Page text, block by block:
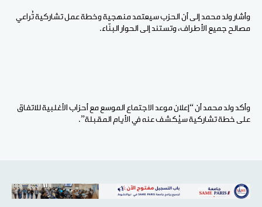
وأشار ولد محمد إلى أن الحزب سيعتمد منهجية وخطة عمل تشاركية تُراعي
مصالح جميع الأطراف، وتستند إلى الحوار البنّاء.
وأكد ولد محمد أن “إعلان موعد الاجتماع الموسع مع أحزاب الأغلبية للاتفاق
على خطة تشاركية سيُكشف عنه في الأيام المقبلة”.